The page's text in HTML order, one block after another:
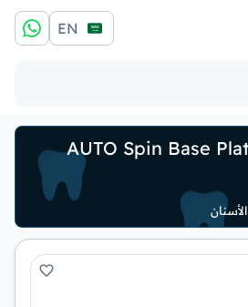
EN
AUTO Spin Base